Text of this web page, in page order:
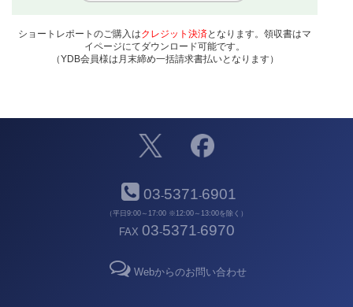
ショートレポートのご購入はクレジット決済となります。領収書はマ
イページにてダウンロード可能です。
（YDB会員様は月末締め一括請求書払いとなります）
03-5371-6901
（平日9:00～17:00 ※12:00～13:00を除く）
FAX 03-5371-6970
Webからのお問い合わせ